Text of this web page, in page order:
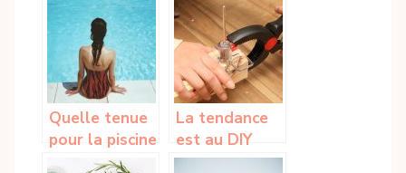
: Origine et
avantages
suivez nos
conseils
Quelle tenue
pour la piscine
ou la mer?
La tendance
est au DIY